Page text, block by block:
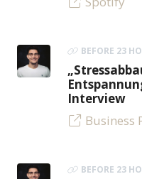
BEFORE 23
Interview
Business
BEFORE 23